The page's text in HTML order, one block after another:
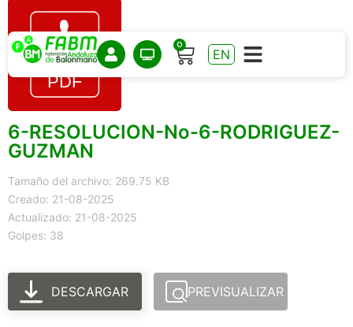
0
EN
6-RESOLUCION-No-6-RODRIGUEZ-
GUZMAN
Tamaño del archivo: 269.75 KB
Creado: 21-08-2025
Actualizado: 21-08-2025
Golpes: 38
DESCARGAR PREVISUALIZAR